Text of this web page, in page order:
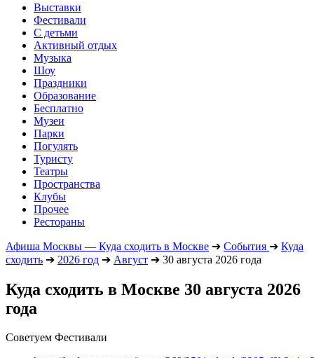
Выставки
Фестивали
С детьми
Активный отдых
Музыка
Шоу
Праздники
Образование
Бесплатно
Музеи
Парки
Погулять
Туристу
Театры
Пространства
Клубы
Прочее
Рестораны
Афиша Москвы — Куда сходить в Москве ➔ События ➔ Куда
сходить ➔ 2026 год ➔ Август ➔ 30 августа 2026 года
Куда сходить в Москве 30 августа 2026
года
Советуем Фестивали